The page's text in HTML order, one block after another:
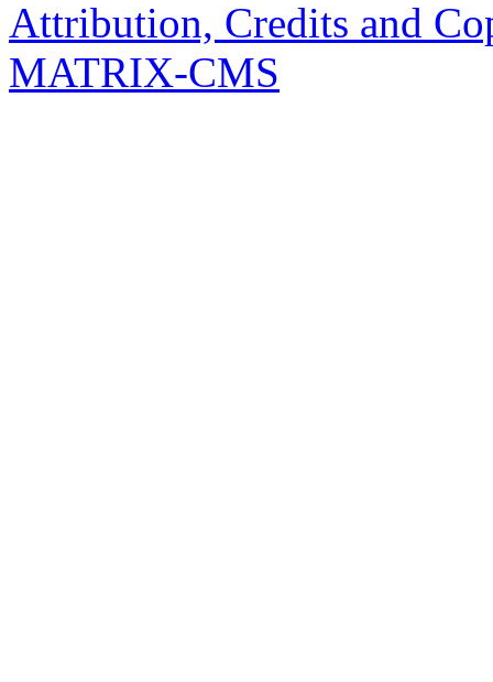
Attribution, Credits and
MATRIX-CMS